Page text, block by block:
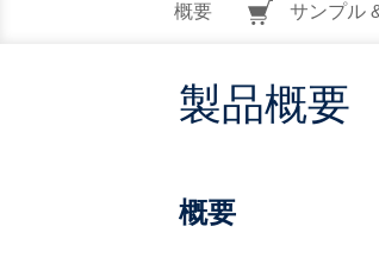
概要 サンプル
製品概要
概要